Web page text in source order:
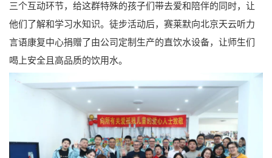
三个互动环节，给这群特殊的孩子们带去爱和陪伴的同时，让
他们了解和学习水知识。徒步活动后，赛莱默向北京天云听力
言语康复中心捐赠了由公司定制生产的直饮水设备，让师生们
喝上安全且高品质的饮用水。